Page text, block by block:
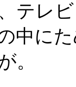
テレ
中に
。